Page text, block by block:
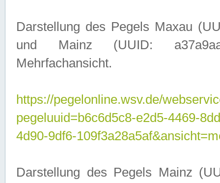
Darstellung des Pegels Maxau
und Mainz (UUID:
Mehrfachansicht.
https://pegelonline.wsv.de/
pegeluuid=b6c6d5c8-e2d5-4469-
4d90-9df6-
Darstellung des Pegels Mainz